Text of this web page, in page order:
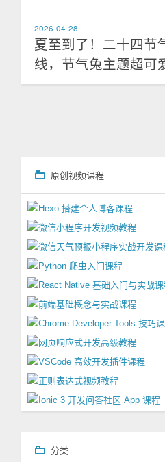
2026-04-28
夏至到了！二十四节
线，节气兔主题超可
原创视频课程
分类